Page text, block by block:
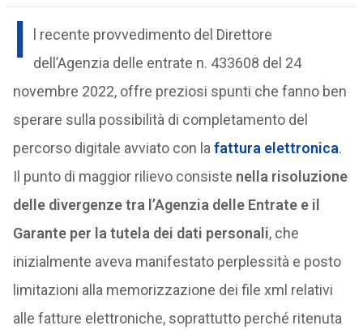
I
l recente provvedimento del Direttore
dell’Agenzia delle entrate n. 433608 del 24
novembre 2022, offre preziosi spunti che fanno ben
sperare sulla possibilità di completamento del
percorso digitale avviato con la fattura elettronica.
Il punto di maggior rilievo consiste nella risoluzione
delle divergenze tra l’Agenzia delle Entrate e il
Garante per la tutela dei dati personali, che
inizialmente aveva manifestato perplessità e posto
limitazioni alla memorizzazione dei file xml relativi
alle fatture elettroniche, soprattutto perché ritenuta